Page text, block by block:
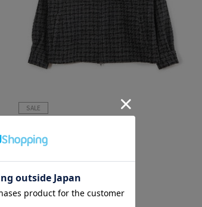
SALE
モダンCPOシャツジャケット
¥18,480 30%OFF